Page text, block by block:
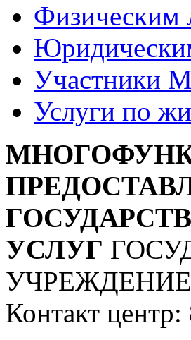
Физическим
Участники
Услуги по
УСЛУГ
Контакт